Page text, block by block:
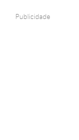
Publicidade